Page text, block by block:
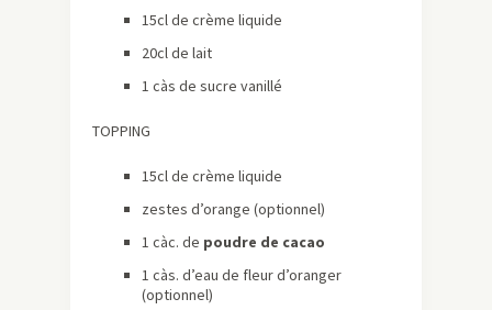
15cl de crème liquide
20cl de lait
1 càs de sucre vanillé
TOPPING
15cl de crème liquide
zestes d’orange (optionnel)
1 càc. de poudre de cacao
1 càs. d’eau de fleur d’oranger
(optionnel)